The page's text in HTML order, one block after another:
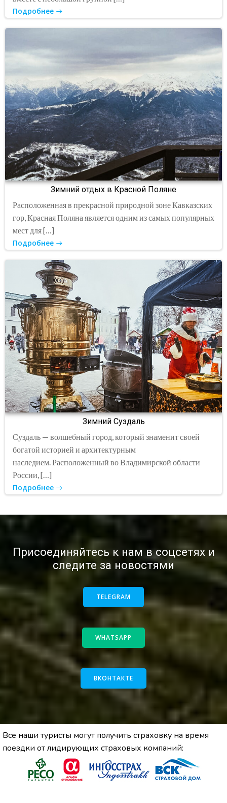
Подробнее
Зимний отдых в Красной Поляне
Расположенная в прекрасной природной зоне Кавказских
гор, Красная Поляна является одним из самых популярных
мест для […]
Подробнее
Зимний Суздаль
Суздаль — волшебный город, который знаменит своей
богатой историей и архитектурным
наследием. Расположенный во Владимирской области
России, […]
Подробнее
Присоединяйтесь к нам в соцсетях и
следите за новостями
TELEGRAM
WHATSAPP
ВКОНТАКТЕ
Все наши туристы могут получить страховку на время
поездки от лидирующих страховых компаний: